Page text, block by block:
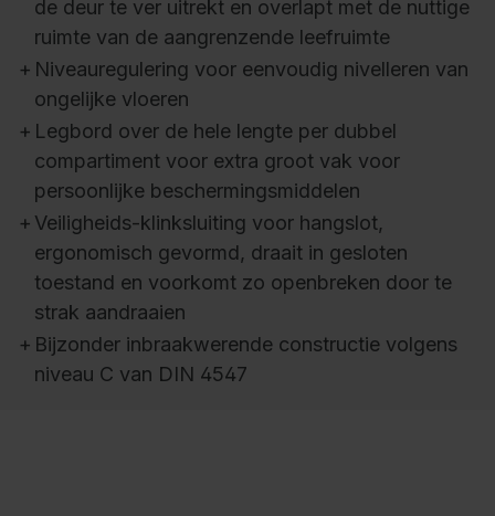
de deur te ver uitrekt en overlapt met de nuttige
ruimte van de aangrenzende leefruimte
+ Niveauregulering voor eenvoudig nivelleren van
ongelijke vloeren
+ Legbord over de hele lengte per dubbel
compartiment voor extra groot vak voor
persoonlijke beschermingsmiddelen
+ Veiligheids-klinksluiting voor hangslot,
ergonomisch gevormd, draait in gesloten
toestand en voorkomt zo openbreken door te
strak aandraaien
+ Bijzonder inbraakwerende constructie volgens
niveau C van DIN 4547